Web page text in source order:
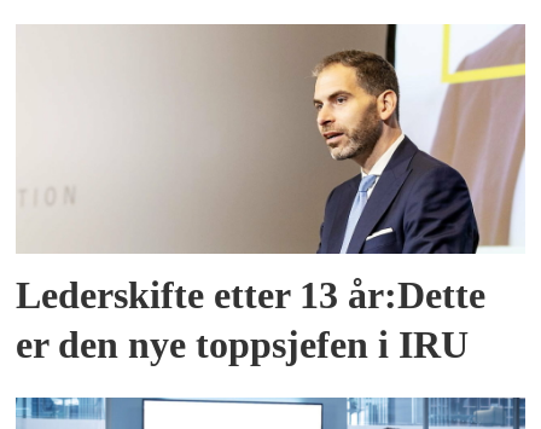
Lederskifte etter 13 år:Dette
er den nye toppsjefen i IRU